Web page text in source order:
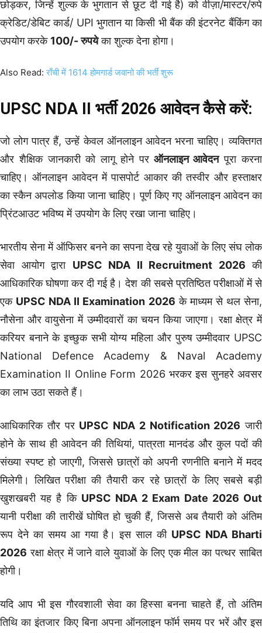
छोड़कर, जिन्हें शुल्क के भुगतान से छूट दी गई है) को वीज़ा/मास्टर/रुपे
क्रेडिट/डेबिट कार्ड/ UPI भुगतान या किसी भी बैंक की इंटरनेट बैंकिंग का
उपयोग करके 100/- रुपयेका शुल्क देना होगा।
Also Read:राँची में 1614 होमगार्ड जवानो की भर्ती शुरू
UPSC NDA II भर्ती 2026 आवेदन कैसे करें:
जो लोग पात्र हैं, उन्हें केवल ऑनलाइन आवेदन भरना चाहिए। व्यक्तिगत
और शैक्षिक जानकारी को लागू होने परऑनलाइन आवेदनपूरा करना
चाहिए। ऑनलाइन आवेदन में पासपोर्ट आकार की तस्वीर और हस्ताक्षर
का स्कैन अपलोड किया जाना चाहिए। पूर्ण किए गए ऑनलाइन आवेदन का
प्रिंटआउट भविष्य में उपयोग के लिए रखा जाना चाहिए।
भारतीय सेना में ऑफिसर बनने का सपना देख रहे युवाओं के लिए संघ लोक
सेवा आयोग द्वारा UPSC NDA II Recruitment 2026 की
आधिकारिक घोषणा कर दी गई है। देश की सबसे प्रतिष्ठित परीक्षाओं में से
एक UPSC NDA II Examination 2026 के माध्यम से थल सेना,
नौसेना और वायुसेना में उम्मीदवारों का चयन किया जाएगा। रक्षा क्षेत्र में
करियर बनाने के इच्छुक सभी योग्य महिला और पुरुष उम्मीदवार UPSC
National Defence Academy & Naval Academy
Examination II Online Form 2026 भरकर इस सुनहरे अवसर
का लाभ उठा सकते हैं।
आधिकारिक तौर पर UPSC NDA 2 Notification 2026 जारी
होने के साथ ही आवेदन की तिथियां, पात्रता मानदंड और कुल पदों की
संख्या स्पष्ट हो जाएगी, जिससे छात्रों को अपनी रणनीति बनाने में मदद
मिलेगी। लिखित परीक्षा की तैयारी कर रहे छात्रों के लिए सबसे बड़ी
खुशखबरी यह है कि UPSC NDA 2 Exam Date 2026 Out
यानी परीक्षा की तारीखें घोषित हो चुकी हैं, जिससे अब तैयारी को अंतिम
रूप देने का समय आ गया है। इस साल की UPSC NDA Bharti
2026 रक्षा क्षेत्र में जाने वाले युवाओं के लिए एक मील का पत्थर साबित
होगी।
यदि आप भी इस गौरवशाली सेवा का हिस्सा बनना चाहते हैं, तो अंतिम
तिथि का इंतजार किए बिना अपना ऑनलाइन फॉर्म समय पर भरें और इस